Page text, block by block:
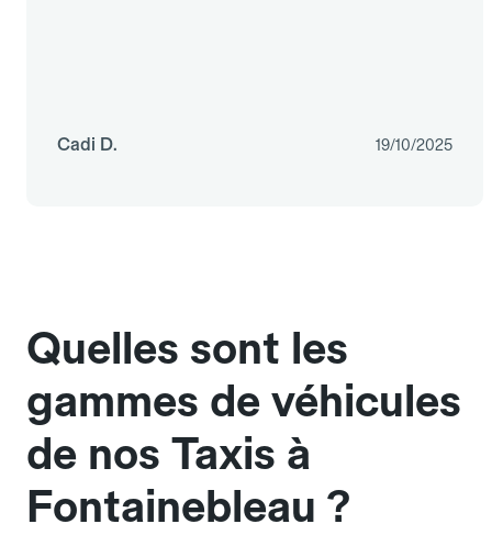
Cadi D. 19/10/2025
Quelles sont les
gammes de véhicules
de nos Taxis à
Fontainebleau ?